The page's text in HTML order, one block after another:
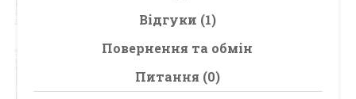
Відгуки (1)
Повернення та обмін
Питання (0)